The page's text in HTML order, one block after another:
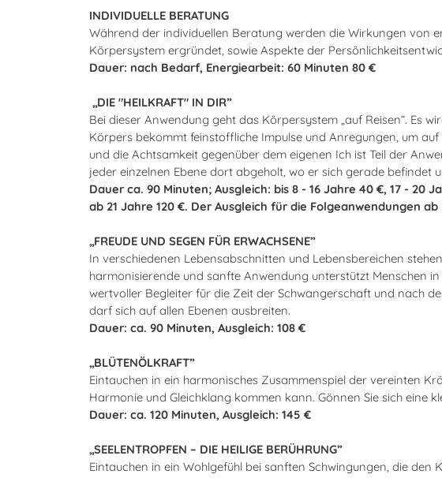
INDIVIDUELLE BERATUNG
Während der individuellen Beratung werden die Wirkungen von
Körpersystem ergründet, sowie Aspekte der
Dauer: nach Bedarf, Energiearbeit: 60 Minuten 80 €
„DIE "HEILKRAFT" IN DIR”
Bei dieser Anwendung geht das Körpersystem „auf Reisen“. Es
Körpers bekommt feinstoffliche Impulse und Anregungen, um
und die Achtsamkeit gegenüber dem eigenen Ich ist Teil der
jeder einzelnen Ebene dort abgeholt, wo er sich gerade befindet
Dauer ca. 90 Minuten; Ausgleich: bis 8 - 16 Jahre 40 €, 17 - 20
ab 21 Jahre 120 €. Der Ausgleich für die Folgeanwendungen
„FREUDE UND SEGEN FÜR ERWACHSENE”
In verschiedenen Lebensabschnitten und Lebensbereichen
harmonisierende und sanfte Anwendung unterstützt Menschen
wertvoller Begleiter für die Zeit der Schwangerschaft und nach
darf sich auf allen Ebenen ausbreiten.
Dauer: ca. 90 Minuten,Ausgleich: 108 €
„BLÜTENÖLKRAFT”
Eintauchen in ein harmonisches Zusammenspiel der vereinten
Harmonie und Gleichklang kommen kann. Gönnen Sie sich eine
Dauer: ca. 120 Minuten, Ausgleich: 145 €
„SEELENTROPFEN – DIE HEILIGE BERÜHRUNG”
Eintauchen in ein Wohlgefühl bei sanften Schwingungen, die